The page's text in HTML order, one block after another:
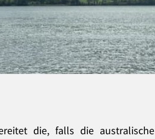
die, falls die